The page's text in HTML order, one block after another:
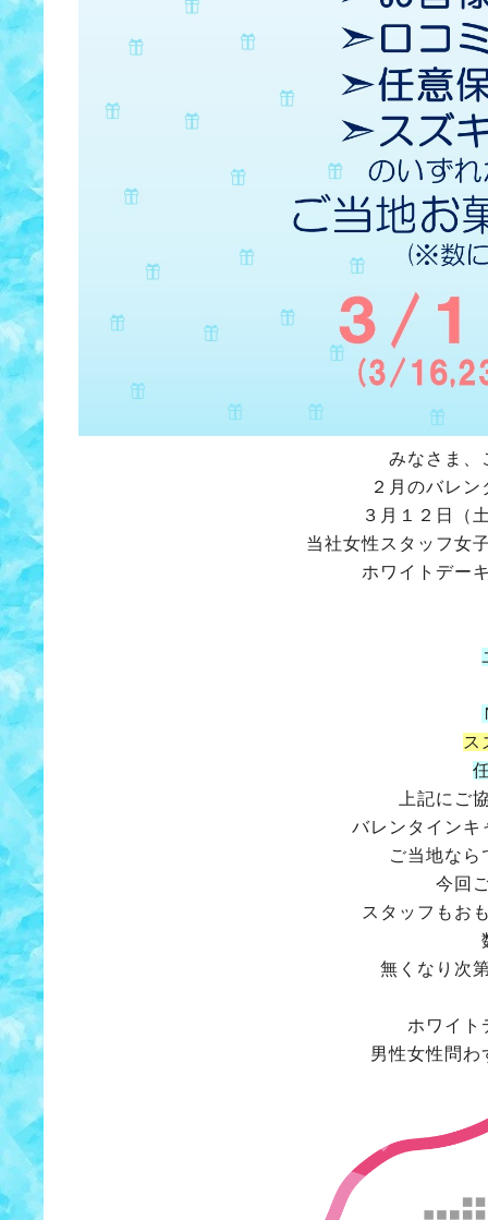
みなさま、
２月のバレ
３月１２日（
当社女性スタッフ女
ホワイトデー
ス
上記にご
バレンタインキ
ご当地なら
今回
スタッフもお
無くなり次
ホワイト
男性女性問わ